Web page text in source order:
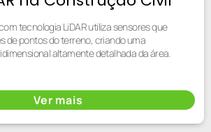
tecnologia LiDAR utiliza sensores que
de pontos do terreno, criando uma
altamente detalhada da área.
Ver mais